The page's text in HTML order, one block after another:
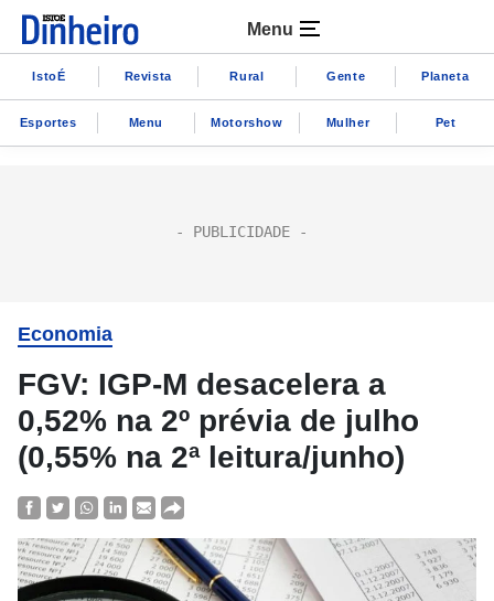
Menu
IstoÉ Revista Rural Gente Planeta
Esportes Menu Motorshow Mulher Pet
Economia
FGV: IGP-M desacelera a
0,52% na 2º prévia de julho
(0,55% na 2ª leitura/junho)